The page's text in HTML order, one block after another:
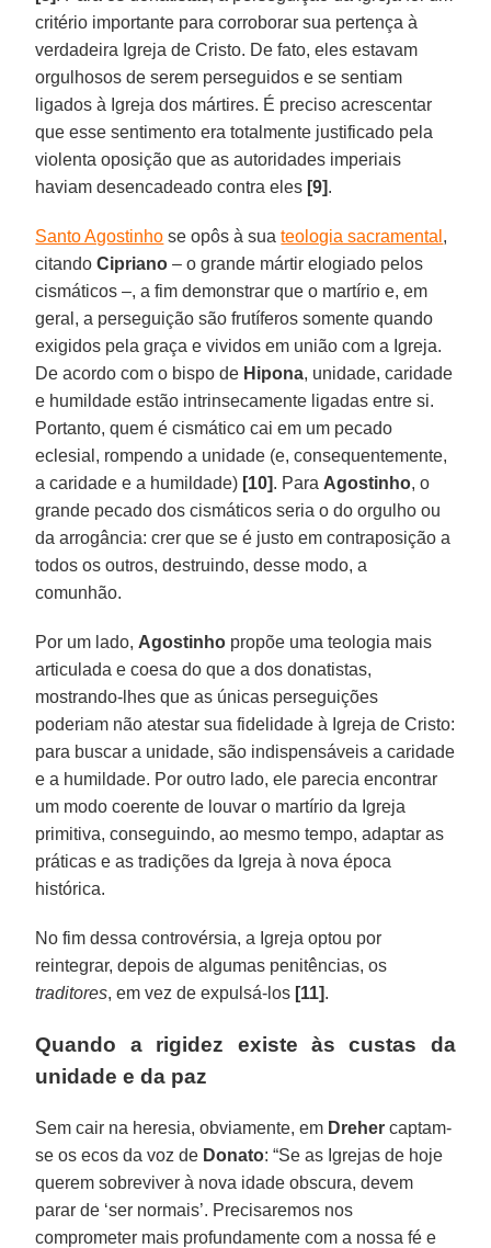
critério importante para corroborar sua pertença à
verdadeira Igreja de Cristo. De fato, eles estavam
orgulhosos de serem perseguidos e se sentiam
ligados à Igreja dos mártires. É preciso acrescentar
que esse sentimento era totalmente justificado pela
violenta oposição que as autoridades imperiais
haviam desencadeado contra eles [9].
Santo Agostinho se opôs à suateologia sacramental ,
citandoCipriano – o grande mártir elogiado pelos
cismáticos –, a fim demonstrar que o martírio e, em
geral, a perseguição são frutíferos somente quando
exigidos pela graça e vividos em união com a Igreja.
De acordo com o bispo de Hipona, unidade, caridade
e humildade estão intrinsecamente ligadas entre si.
Portanto, quem é cismático cai em um pecado
eclesial, rompendo a unidade (e, consequentemente,
a caridade e a humildade) [10]. Para Agostinho, o
grande pecado dos cismáticos seria o do orgulho ou
da arrogância: crer que se é justo em contraposição a
todos os outros, destruindo, desse modo, a
comunhão.
Por um lado, Agostinho propõe uma teologia mais
articulada e coesa do que a dos donatistas,
mostrando-lhes que as únicas perseguições
poderiam não atestar sua fidelidade à Igreja de Cristo:
para buscar a unidade, são indispensáveis a caridade
e a humildade. Por outro lado, ele parecia encontrar
um modo coerente de louvar o martírio da Igreja
primitiva, conseguindo, ao mesmo tempo, adaptar as
práticas e as tradições da Igreja à nova época
histórica.
No fim dessa controvérsia, a Igreja optou por
reintegrar, depois de algumas penitências, os
traditores, em vez de expulsá-los [11].
Quando a rigidez existe às custas da
unidade e da paz
Sem cair na heresia, obviamente, em Dreher captam-
se os ecos da voz de Donato: “Se as Igrejas de hoje
querem sobreviver à nova idade obscura, devem
parar de ‘ser normais’. Precisaremos nos
comprometer mais profundamente com a nossa fé e